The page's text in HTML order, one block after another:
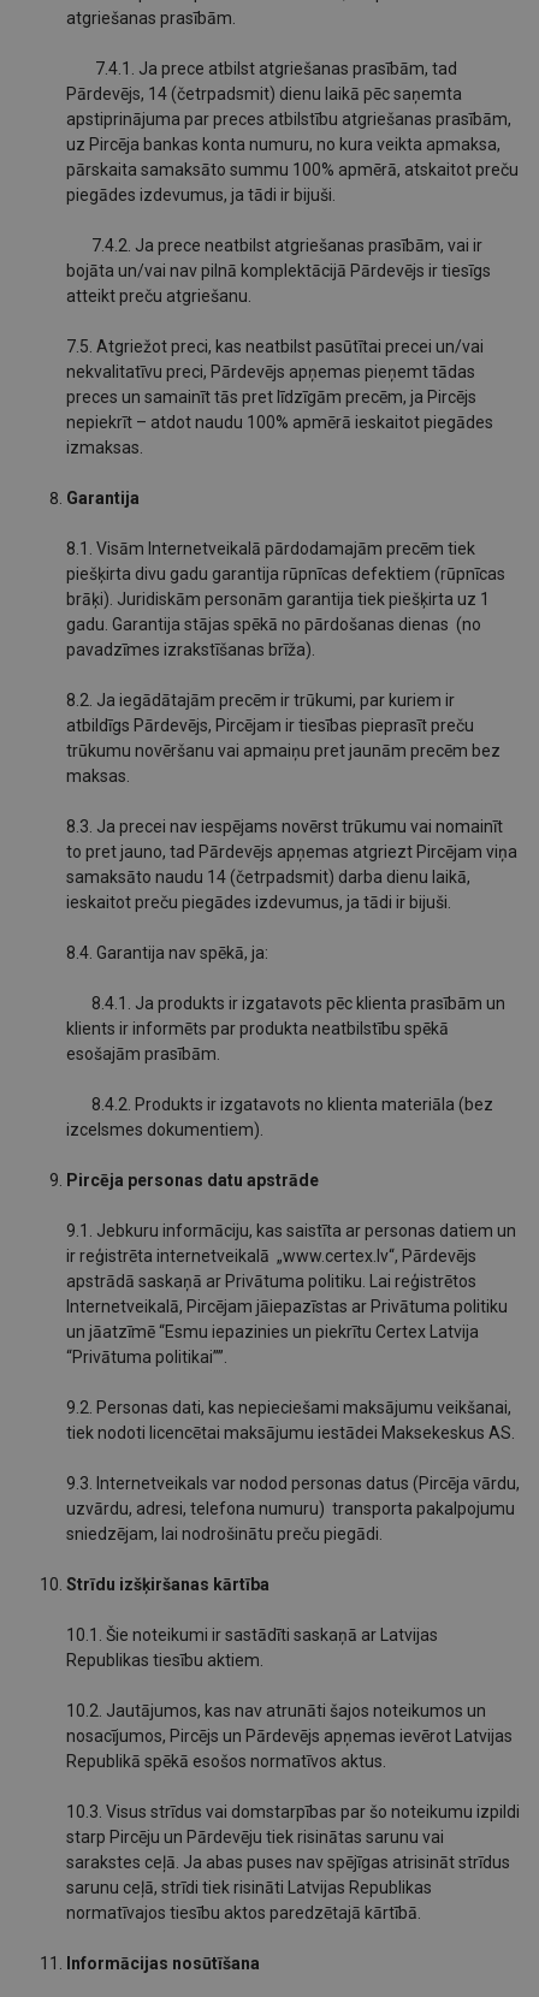
atgriešanas prasībām.
7.4.1. Ja prece atbilst atgriešanas prasībām, tad
Pārdevējs, 14 (četrpadsmit) dienu laikā pēc saņemta
apstiprinājuma par preces atbilstību atgriešanas prasībām,
uz Pircēja bankas konta numuru, no kura veikta apmaksa,
pārskaita samaksāto summu 100% apmērā, atskaitot preču
piegādes izdevumus, ja tādi ir bijuši.
7.4.2. Ja prece neatbilst atgriešanas prasībām, vai ir
bojāta un/vai nav pilnā komplektācijā Pārdevējs ir tiesīgs
atteikt preču atgriešanu.
7.5. Atgriežot preci, kas neatbilst pasūtītai precei un/vai
nekvalitatīvu preci, Pārdevējs apņemas pieņemt tādas
preces un samainīt tās pret līdzīgām precēm, ja Pircējs
nepiekrīt – atdot naudu 100% apmērā ieskaitot piegādes
izmaksas.
Garantija
8.1. Visām Internetveikalā pārdodamajām precēm tiek
piešķirta divu gadu garantija rūpnīcas defektiem (rūpnīcas
brāķi). Juridiskām personām garantija tiek piešķirta uz 1
gadu. Garantija stājas spēkā no pārdošanas dienas (no
pavadzīmes izrakstīšanas brīža).
8.2. Ja iegādātajām precēm ir trūkumi, par kuriem ir
atbildīgs Pārdevējs, Pircējam ir tiesības pieprasīt preču
trūkumu novēršanu vai apmaiņu pret jaunām precēm bez
maksas.
8.3. Ja precei nav iespējams novērst trūkumu vai nomainīt
to pret jauno, tad Pārdevējs apņemas atgriezt Pircējam viņa
samaksāto naudu 14 (četrpadsmit) darba dienu laikā,
ieskaitot preču piegādes izdevumus, ja tādi ir bijuši.
8.4. Garantija nav spēkā, ja:
8.4.1. Ja produkts ir izgatavots pēc klienta prasībām un
klients ir informēts par produkta neatbilstību spēkā
esošajām prasībām.
8.4.2. Produkts ir izgatavots no klienta materiāla (bez
izcelsmes dokumentiem).
Pircēja personas datu apstrāde
9.1. Jebkuru informāciju, kas saistīta ar personas datiem un
ir reģistrēta internetveikalā „www.certex.lv“, Pārdevējs
apstrādā saskaņā ar Privātuma politiku. Lai reģistrētos
Internetveikalā, Pircējam jāiepazīstas ar Privātuma politiku
un jāatzīmē “Esmu iepazinies un piekrītu Certex Latvija
“Privātuma politikai””.
9.2. Personas dati, kas nepieciešami maksājumu veikšanai,
tiek nodoti licencētai maksājumu iestādei Maksekeskus AS.
9.3. Internetveikals var nodod personas datus (Pircēja vārdu,
uzvārdu, adresi, telefona numuru) transporta pakalpojumu
sniedzējam, lai nodrošinātu preču piegādi.
Strīdu izšķiršanas kārtība
10.1. Šie noteikumi ir sastādīti saskaņā ar Latvijas
Republikas tiesību aktiem.
10.2. Jautājumos, kas nav atrunāti šajos noteikumos un
nosacījumos, Pircējs un Pārdevējs apņemas ievērot Latvijas
Republikā spēkā esošos normatīvos aktus.
10.3. Visus strīdus vai domstarpības par šo noteikumu izpildi
starp Pircēju un Pārdevēju tiek risinātas sarunu vai
sarakstes ceļā. Ja abas puses nav spējīgas atrisināt strīdus
sarunu ceļā, strīdi tiek risināti Latvijas Republikas
normatīvajos tiesību aktos paredzētajā kārtībā.
Informācijas nosūtīšana